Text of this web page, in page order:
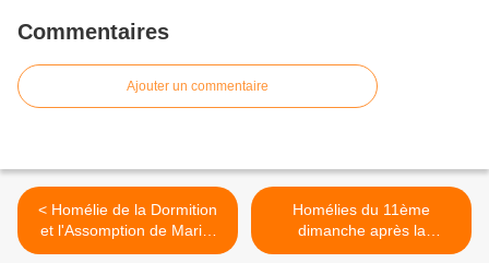
Commentaires
Ajouter un commentaire
< Homélie de la Dormition
et l'Assomption de Marie,
Mère de Dieu(2025)
Homélies du 11ème
dimanche après la
Pentecôte: L'économe